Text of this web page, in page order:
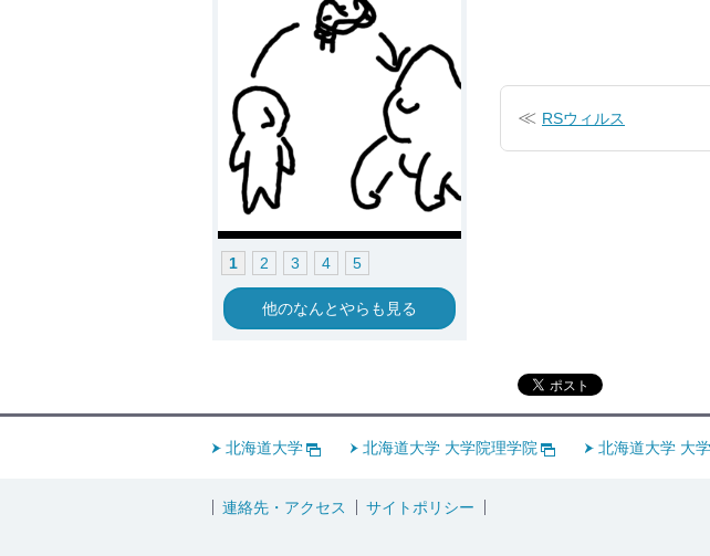
稿
ナ
RSウィルス
1 2 3 4 5
他のなんとやらも見る
北海道大学 北海道大学 大学院理学院 北海道大学 大
連絡先・アクセス サイトポリシー